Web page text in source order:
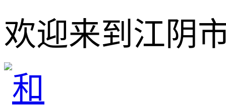
欢迎来到江阴